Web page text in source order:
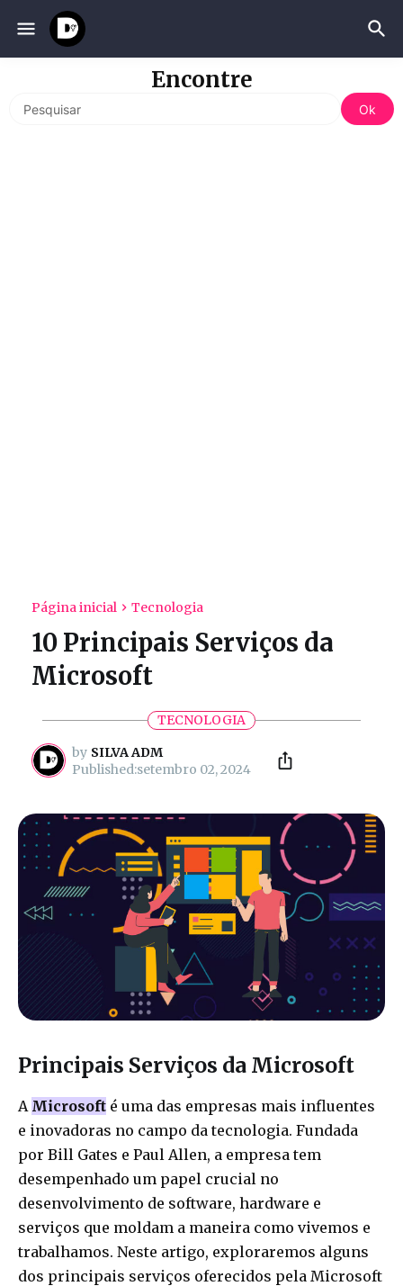
Encontre
Página inicial Tecnologia
10 Principais Serviços da
Microsoft
by SILVA ADM
setembro 02, 2024
TECNOLOGIA
Principais Serviços da Microsoft
A Microsoft é uma das empresas mais influentes
e inovadoras no campo da tecnologia. Fundada
por Bill Gates e Paul Allen, a empresa tem
desempenhado um papel crucial no
desenvolvimento de software, hardware e
serviços que moldam a maneira como vivemos e
trabalhamos. Neste artigo, exploraremos alguns
dos principais serviços oferecidos pela Microsoft